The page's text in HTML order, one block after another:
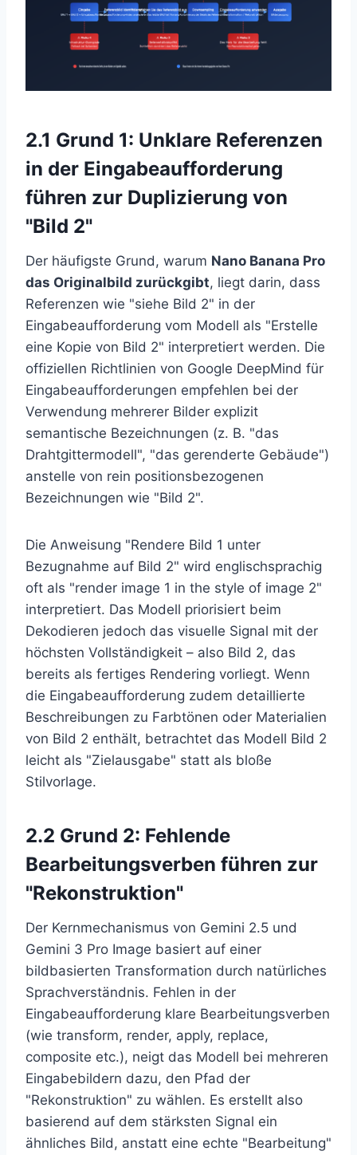
2.1 Grund 1: Unklare Referenzen
in der Eingabeaufforderung
führen zur Duplizierung von
"Bild 2"
Der häufigste Grund, warum Nano Banana Pro
das Originalbild zurückgibt, liegt darin, dass
Referenzen wie "siehe Bild 2" in der
Eingabeaufforderung vom Modell als "Erstelle
eine Kopie von Bild 2" interpretiert werden. Die
offiziellen Richtlinien von Google DeepMind für
Eingabeaufforderungen empfehlen bei der
Verwendung mehrerer Bilder explizit
semantische Bezeichnungen (z. B. "das
Drahtgittermodell", "das gerenderte Gebäude")
anstelle von rein positionsbezogenen
Bezeichnungen wie "Bild 2".
Die Anweisung "Rendere Bild 1 unter
Bezugnahme auf Bild 2" wird englischsprachig
oft als "render image 1 in the style of image 2"
interpretiert. Das Modell priorisiert beim
Dekodieren jedoch das visuelle Signal mit der
höchsten Vollständigkeit – also Bild 2, das
bereits als fertiges Rendering vorliegt. Wenn
die Eingabeaufforderung zudem detaillierte
Beschreibungen zu Farbtönen oder Materialien
von Bild 2 enthält, betrachtet das Modell Bild 2
leicht als "Zielausgabe" statt als bloße
Stilvorlage.
2.2 Grund 2: Fehlende
Bearbeitungsverben führen zur
"Rekonstruktion"
Der Kernmechanismus von Gemini 2.5 und
Gemini 3 Pro Image basiert auf einer
bildbasierten Transformation durch natürliches
Sprachverständnis. Fehlen in der
Eingabeaufforderung klare Bearbeitungsverben
(wie transform, render, apply, replace,
composite etc.), neigt das Modell bei mehreren
Eingabebildern dazu, den Pfad der
"Rekonstruktion" zu wählen. Es erstellt also
basierend auf dem stärksten Signal ein
ähnliches Bild, anstatt eine echte "Bearbeitung"